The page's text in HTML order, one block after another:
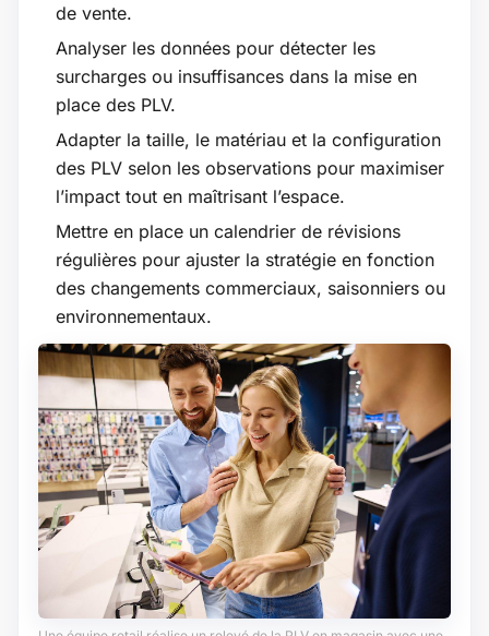
de vente.
Analyser les données pour détecter les
surcharges ou insuffisances dans la mise en
place des PLV.
Adapter la taille, le matériau et la configuration
des PLV selon les observations pour maximiser
l’impact tout en maîtrisant l’espace.
Mettre en place un calendrier de révisions
régulières pour ajuster la stratégie en fonction
des changements commerciaux, saisonniers ou
environnementaux.